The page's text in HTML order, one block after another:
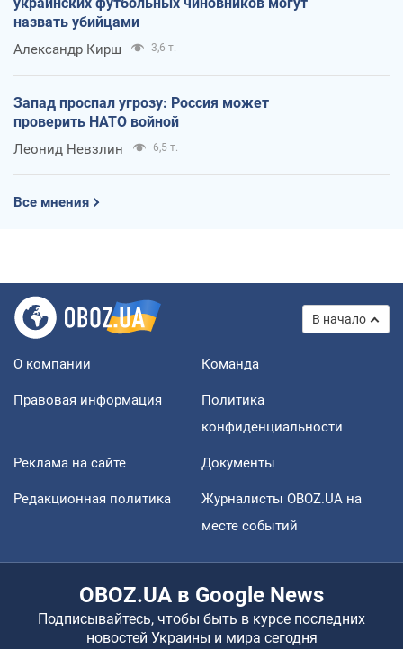
украинских футбольных чиновников могут
назвать убийцами
Александр Кирш 3,6 т.
Запад проспал угрозу: Россия может
проверить НАТО войной
Леонид Невзлин 6,5 т.
Все мнения
В начало
О компании Команда
Правовая информация
Политика
конфиденциальности
Реклама на сайте Документы
Редакционная политика
Журналисты OBOZ.UA на
месте событий
OBOZ.UA в Google News
Подписывайтесь, чтобы быть в курсе последних
новостей Украины и мира сегодня